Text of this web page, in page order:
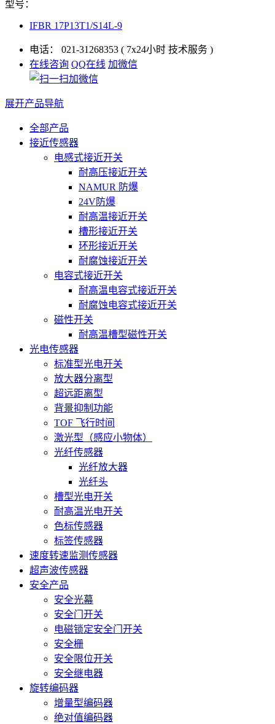
型号：
IFBR 17P13T1/S14L-9
电话： 021-31268353 ( 7x24小时 技术服务 )
在线咨询 QQ在线 加微信
展开产品导航
全部产品
接近传感器
电感式接近开关
耐高压接近开关
NAMUR 防爆
24V防爆
耐高温接近开关
槽形接近开关
环形接近开关
耐腐蚀接近开关
电容式接近开关
耐高温电容式接近开关
耐腐蚀电容式接近开关
磁性开关
耐高温槽型磁性开关
光电传感器
标准型光电开关
放大器分离型
超远距离型
背景抑制功能
TOF 飞行时间
激光型（感应小物体）
光纤传感器
光纤放大器
光纤头
槽型光电开关
耐高温光电开关
色标传感器
标签传感器
速度转速监测传感器
超声波传感器
安全产品
安全光幕
安全门开关
电磁锁定安全门开关
安全栅
安全限位开关
安全继电器
旋转编码器
增量型编码器
绝对值编码器